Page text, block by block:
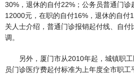
30%，退休的自付22%；公务员普通门
12000元，在职的自付16%，退休的自付
关人士介绍，普通门诊报销起付线、自
调。
另外，厦门市从2010年起，城镇职工
员门诊医疗费起付标准为上年度全市职